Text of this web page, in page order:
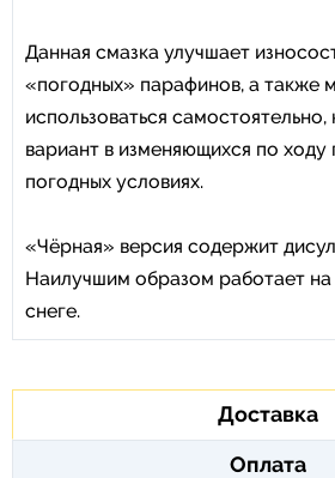
Данная смазка улучшает
«погодных» парафинов, а также
использоваться
вариант в изменяющихся по ходу
погодных условиях.
«Чёрная» версия содержит
Наилучшим образом работает
снеге.
Доставка
Оплата